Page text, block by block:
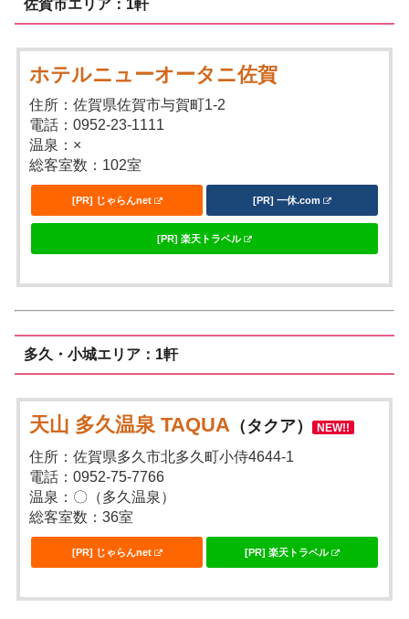
佐賀市エリア：1軒
ホテルニューオータニ佐賀
住所：佐賀県佐賀市与賀町1-2
電話：0952-23-1111
温泉：×
総客室数：102室
[PR] じゃらんnet [PR] 一休.com
[PR] 楽天トラベル
多久・小城エリア：1軒
天山 多久温泉 TAQUA （タクア） NEW!!
住所：佐賀県多久市北多久町小侍4644-1
電話：0952-75-7766
温泉：〇（多久温泉）
総客室数：36室
[PR] じゃらんnet [PR] 楽天トラベル